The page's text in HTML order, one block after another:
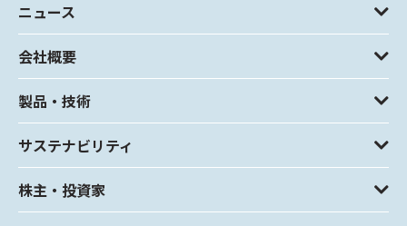
ニュース
会社概要
製品・技術
サステナビリティ
株主・投資家